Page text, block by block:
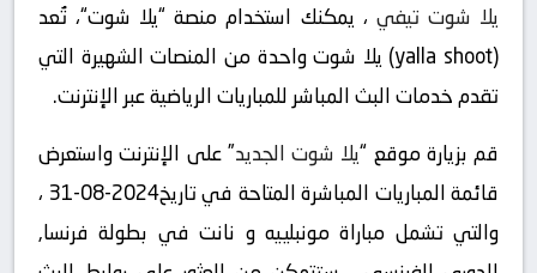
يلا شوت تيفي ، يمكنك استخدام منصة “يلا شوت“، تُعد
(yalla shoot) يلا شوت واحدة من المنصات الشهيرة التي
تقدم خدمات البث المباشر للمباريات الرياضية عبر الإنترنت.
قم بزيارة موقع “يلا شوت الجديد” على الإنترنت واستعرض
قائمة المباريات المباشرة المتاحة في تاريخ2024-08-31 ،
والتي تشمل مباراة مونبلييه و نانت في بطولة فرنسا,